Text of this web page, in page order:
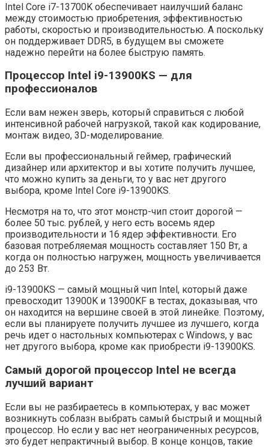
Intel Core i7-13700K обеспечивает наилучший баланс
между стоимостью приобретения, эффективностью
работы, скоростью и производительностью. А поскольку
он поддерживает DDR5, в будущем вы сможете
надежно перейти на более быструю память.
Процессор Intel i9-13900KS — для
профессионалов
Если вам нежен зверь, который справиться с любой
интенсивной рабочей нагрузкой, такой как кодирование,
монтаж видео, 3D-моделирование.
Если вы профессиональный геймер, графический
дизайнер или архитектор и вы хотите получить лучшее,
что можно купить за деньги, то у вас нет другого
выбора, кроме Intel Core i9-13900KS.
Несмотря на то, что этот монстр-чип стоит дорогой —
более 50 тыс. рублей, у него есть восемь ядер
производительности и 16 ядер эффективности. Его
базовая потребляемая мощность составляет 150 Вт, а
когда он полностью нагружен, мощность увеличивается
до 253 Вт.
i9-13900KS — самый мощный чип Intel, который даже
превосходит 13900K и 13900KF в тестах, доказывая, что
он находится на вершине своей в этой линейке. Поэтому,
если вы планируете получить лучшее из лучшего, когда
речь идет о настольных компьютерах с Windows, у вас
нет другого выбора, кроме как приобрести i9-13900KS.
Самый дорогой процессор Intel не всегда
лучший вариант
Если вы не разбираетесь в компьютерах, у вас может
возникнуть соблазн выбрать самый быстрый и мощный
процессор. Но если у вас нет неограниченных ресурсов,
это будет непрактичный выбор. В конце концов, такие